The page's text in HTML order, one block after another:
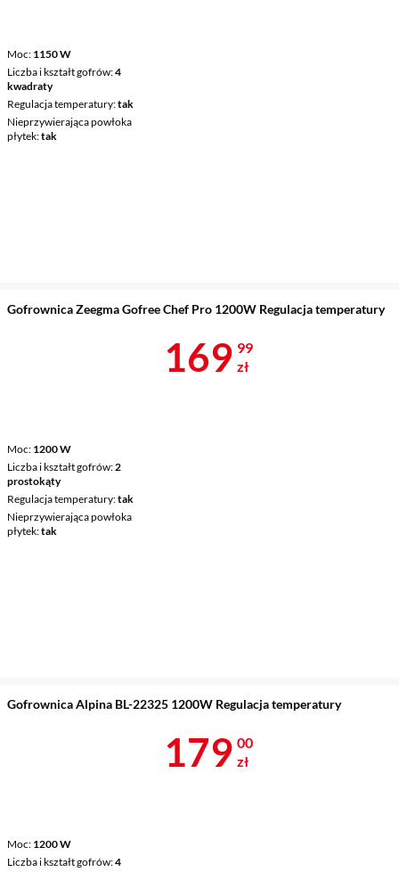
Moc 1150 W
Liczba i kształt gofrów 4
kwadraty
Regulacja temperatury tak
Nieprzywierająca powłoka
płytek tak
Gofrownica Zeegma Gofree Chef Pro 1200W Regulacja temperatury
Moc 1200 W
Liczba i kształt gofrów 2
prostokąty
Regulacja temperatury tak
Nieprzywierająca powłoka
płytek tak
Cena 169,99
169 99
zł
Gofrownica Alpina BL-22325 1200W Regulacja temperatury
Moc 1200 W
Liczba i kształt gofrów 4
Cena 179 zł
179 00
zł